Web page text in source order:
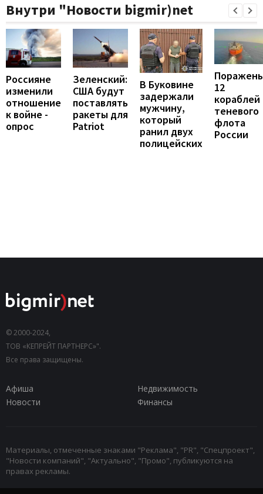
Внутри "Новости bigmir)net
Россияне
изменили
отношение
к войне -
опрос
Зеленский:
США будут
поставлять
ракеты для
Patriot
В Буковине
задержали
мужчину,
который
ранил двух
полицейских
12
кораблей
теневого
флота
России
© 2000-2024,
ТОВ «КЕПРЕЙТ ПАРТНЕРС»".
Все права защищены.
Афиша
Недвижимость
Новости
Финансы
Материалы, отмеченные знаками "Реклама", "PR", "Спецпроект",
"Новости компаний", "Актуально", "Промо", публикуются на
правах рекламы.